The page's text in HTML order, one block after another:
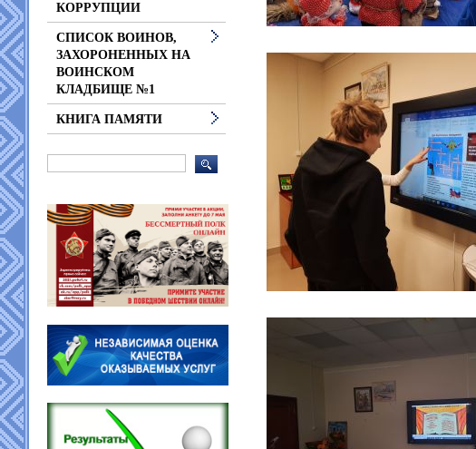
КОРРУПЦИИ
СПИСОК ВОИНОВ,
ЗАХОРОНЕННЫХ НА
ВОИНСКОМ
КЛАДБИЩЕ №1
КНИГА ПАМЯТИ